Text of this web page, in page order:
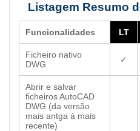
Listagem Resumo
Funcionalidades LT
Ficheiro nativo
DWG
✓
Abrir e salvar
ficheiros AutoCAD
DWG (da versão
mais antga à mais
recente)